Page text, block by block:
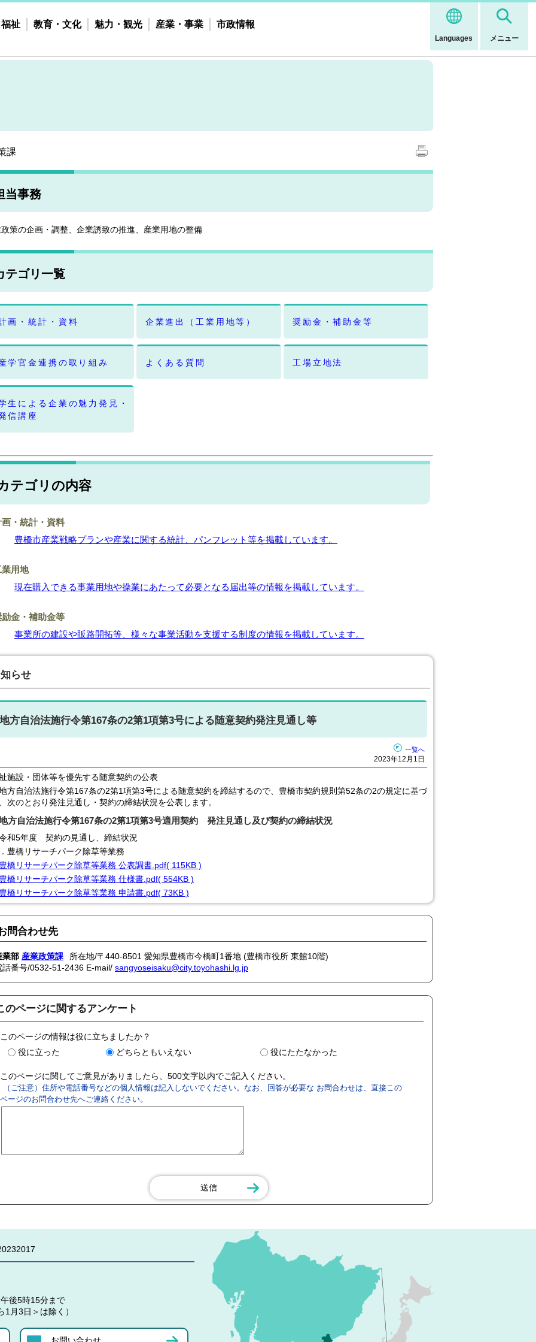
Languages メニュー
祉 教育・文化 魅力・観光 産業・事業 市政情報
課
当事務
策の企画・調整、企業誘致の推進、産業用地の整備
テゴリ一覧
画・統計・資料 企業進出（工業用地等） 奨励金・補助金等
学官金連携の取り組み よくある質問 工場立地法
生による企業の魅力発見・
信講座
テゴリの内容
画・統計・資料
豊橋市産業戦略プランや産業に関する統計、パンフレット等を掲載しています。
業用地
現在購入できる事業用地や操業にあたって必要となる届出等の情報を掲載しています。
励金・補助金等
事業所の建設や販路開拓等、様々な事業活動を支援する制度の情報を掲載しています。
らせ
地方自治法施行令第167条の2第1項第3号による随意契約発注見通し等
一覧へ
2023年12月1日
施設・団体等を優先する随意契約の公表
自治法施行令第167条の2第1項第3号による随意契約を締結するので、豊橋市契約規則第52条の2の規定に基づ
次のとおり発注見通し・契約の締結状況を公表します。
方自治法施行令第167条の2第1項第3号適用契約 発注見通し及び契約の締結状況
和5年度 契約の見通し、締結状況
豊橋リサーチパーク除草等業務
橋リサーチパーク除草等業務 公表調書.pdf( 115KB )
橋リサーチパーク除草等業務 仕様書.pdf( 554KB )
橋リサーチパーク除草等業務 申請書.pdf( 73KB )
問合わせ先
業部 産業政策課
所在地/〒440-8501 愛知県豊橋市今橋町1番地 (豊橋市役所 東館10階)
話番号/0532-51-2436 E-mail/ sangyoseisaku@city.toyohashi.lg.jp
のページに関するアンケート
このページの情報は役に立ちましたか？
役に立った
どちらともいえない 役にたたなかった
このページに関してご意見がありましたら、500文字以内でご記入ください。
（ご注意）住所や電話番号などの個人情報は記入しないでください。なお、回答が必要な お問合わせは、直接この
ページのお問合わせ先へご連絡ください。
後5時15分まで
月3日＞は除く）